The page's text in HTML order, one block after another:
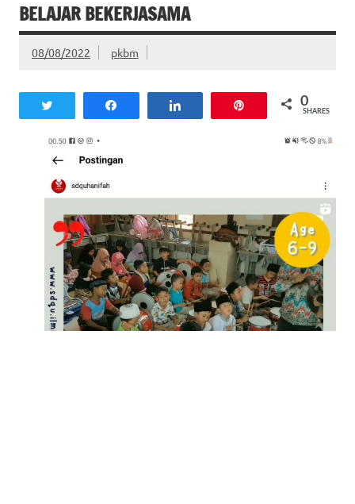
BELAJAR BEKERJASAMA
08/08/2022 pkbm
0
SHARES